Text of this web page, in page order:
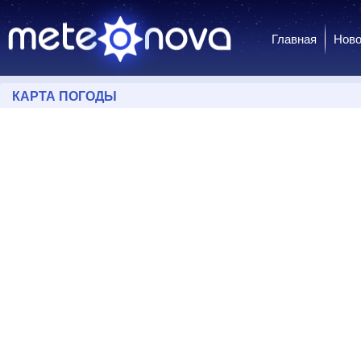
Главная
КАРТА ПОГОДЫ